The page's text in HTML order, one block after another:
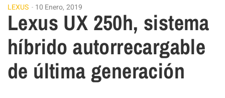
LEXUS 10 Enero, 2019
Lexus UX 250h, sistema
híbrido autorrecargable
de última generación